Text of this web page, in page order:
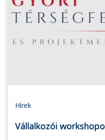
Hírek
Vállalkozói